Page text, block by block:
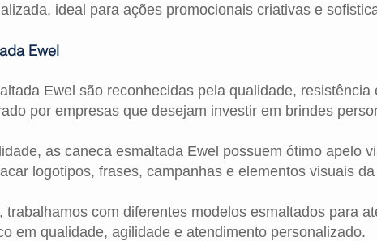
ideal para ações promocionais criativas e
Ewel
Ewel são reconhecidas pela qualidade,
por empresas que desejam investir em brindes
as caneca esmaltada Ewel possuem ótimo apelo
logotipos, frases, campanhas e elementos visuais
trabalhamos com diferentes modelos esmaltados para
em qualidade, agilidade e atendimento personalizado.